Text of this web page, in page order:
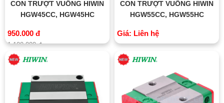
CON TRƯỢT VUÔNG HIWIN
HGW45CC, HGW45HC
950.000 đ
1.100.000 đ
CON TRƯỢT VUÔNG HIWIN
HGW55CC, HGW55HC
Giá: Liên hệ